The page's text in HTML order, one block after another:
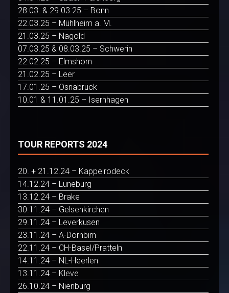
28.03. & 29.03.25 – Bonn
22.03.25 – Mühlheim a. M.
21.03.25 – Nagold
07.03.25 & 08.03.25 – Schwerin
22.02.25 – Elmshorn
21.02.25 – Leer
17.01.25 – Osnabrück
10.01 & 11.01.25 – Isernhagen
TOUR REPORTS 2024
20. + 21.12.24 – Kappelrodeck
14.12.24 – Lüneburg
13.12.24 – Brake
30.11.24 – Gelsenkirchen
29.11.24 – Leverkusen
23.11.24 – A-Dornbirn
22.11.24 – CH-Basel/Pratteln
14.11.24 – NL-Heerlen
13.11.24 – Kleve
26.10.24 – Nienburg